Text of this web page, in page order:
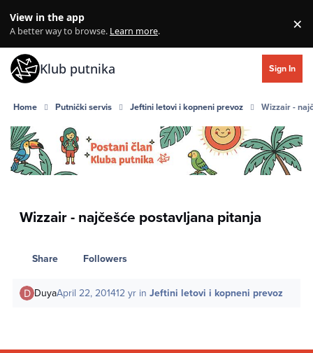
View in the app
A better way to browse. Learn more. ×
Klub putnika Sign In
Home Putnički servis Jeftini letovi i kopneni prevoz Wizzair -
Wizzair - najčešće postavljana pitanja
Share Followers
DuyaApril 22, 201412 yr inJeftini letovi i kopneni prevoz